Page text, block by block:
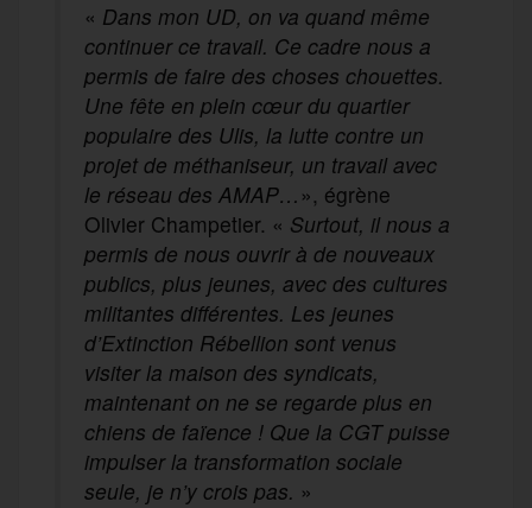
« Dans mon UD, on va quand même
continuer ce travail. Ce cadre nous a
permis de faire des choses chouettes.
Une fête en plein cœur du quartier
populaire des Ulis, la lutte contre un
projet de méthaniseur, un travail avec
le réseau des AMAP… », égrène
Olivier Champetier. « Surtout, il nous a
permis de nous ouvrir à de nouveaux
publics, plus jeunes, avec des cultures
militantes différentes. Les jeunes
d’Extinction Rébellion sont venus
visiter la maison des syndicats,
maintenant on ne se regarde plus en
chiens de faïence ! Que la CGT puisse
impulser la transformation sociale
seule, je n’y crois pas. »